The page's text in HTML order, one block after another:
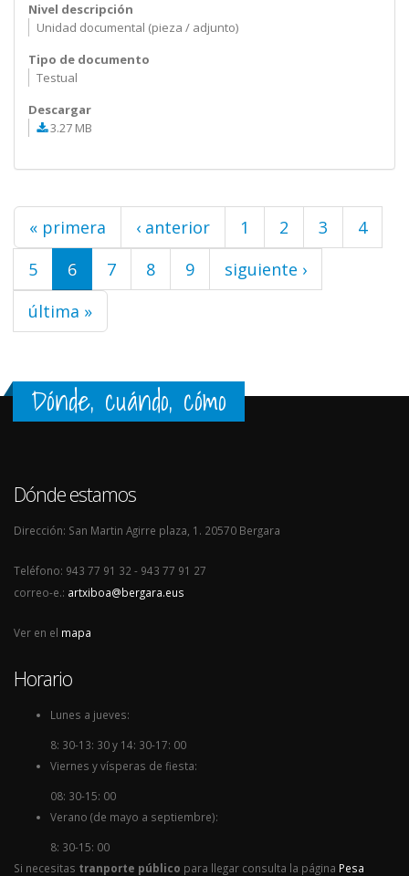
Nivel descripción
Unidad documental (pieza / adjunto)
Tipo de documento
Testual
Descargar
3.27 MB
Páginas
« primera ‹ anterior 1 2 3
4
5
6 7 8 9
siguiente ›
última »
Dónde, cuándo, cómo
Dónde estamos
Dirección: San Martin Agirre plaza, 1. 20570 Bergara
Teléfono: 943 77 91 32 - 943 77 91 27
correo-e.: artxiboa@bergara.eus
Ver en el mapa
Horario
Lunes a jueves:
8: 30-13: 30 y 14: 30-17: 00
Viernes y vísperas de fiesta:
08: 30-15: 00
Verano (de mayo a septiembre):
8: 30-15: 00
Si necesitas tranporte público para llegar consulta la página Pesa